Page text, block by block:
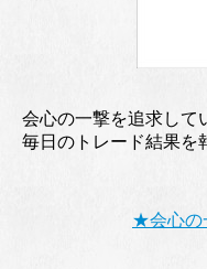
会心の一撃を追求して
毎日のトレード結果を
★会心の